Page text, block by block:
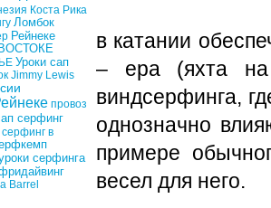
Коста Рика
Ломбок
Рейнеке
Уроки сап
Jimmy Lewis
провоз
серфинг
серфинг в
серфинга
Barrel
в катании
– ера (яхта на
виндсерфинга,
однозначно
примере
весел для него.